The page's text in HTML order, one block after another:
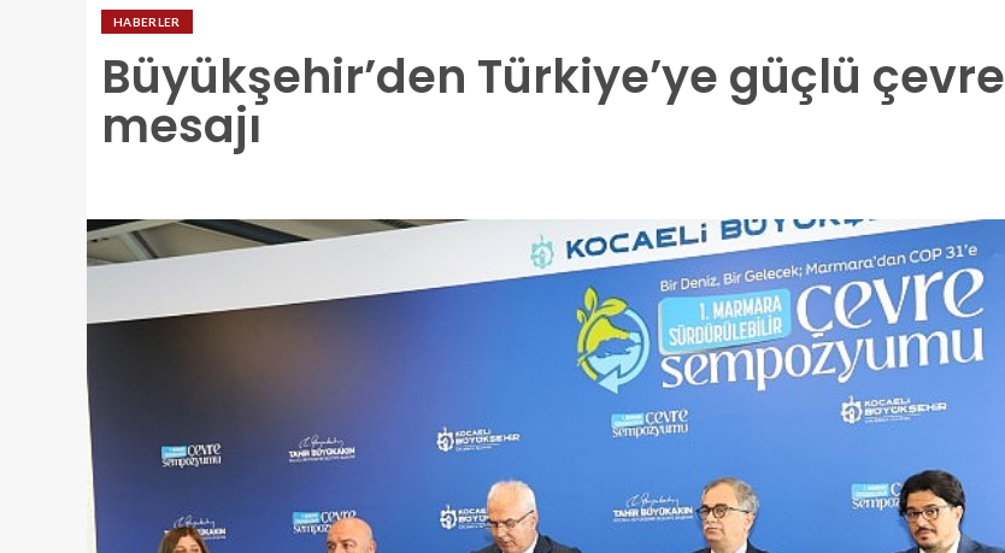
HABERLER
Büyükşehir’den Türkiye’ye güçlü çevre
mesajı